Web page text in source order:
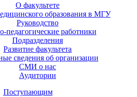
О факультете
образования в МГУ
Руководство
педагогические работники
Подразделения
Развитие факультета
сведения об организации
СМИ о нас
Аудитории
Поступающим